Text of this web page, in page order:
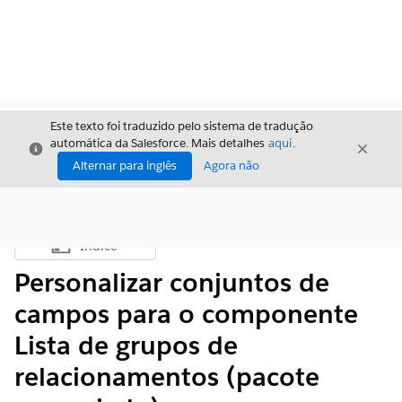
Fechar
Este texto foi traduzido pelo sistema de tradução
automática da Salesforce. Mais detalhes aqui.
Alternar para inglês
Agora não
Fechar
Mostrar índice
Índice
Personalizar conjuntos de
campos para o componente
Lista de grupos de
relacionamentos (pacote